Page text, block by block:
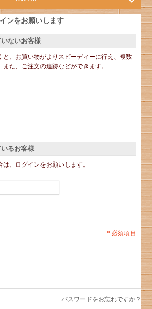
ンをお願いします
ないお客様
と、お買い物がよりスピーディーに行え、複数
た、ご注文の追跡などができます。
るお客様
、ログインをお願いします。
* 必須項目
パスワードをお忘れですか？